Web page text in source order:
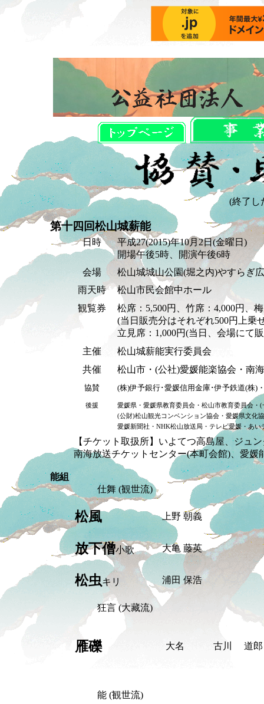
(終了し
第十四回松山城薪能
日時
平成27(2015)年10月2日(金曜日)
開場午後5時、開演午後6時
会場
松山城城山公園(堀之内)やすらぎ
雨天時
松山市民会館中ホール
観覧券
松席：5,500円、竹席：4,000円、
(当日販売分はそれぞれ500円上乗
立見席：1,000円(当日、会場にて
主催
松山城薪能実行委員会
共催
松山市・(公社)愛媛能楽協会・南
協賛 (株)伊予銀行･愛媛信用金庫･伊予鉄道(株)
後援
愛媛県・愛媛県教育委員会・松山市教育委員会・
(公財)松山観光コンベンション協会・愛媛県文化
愛媛新聞社・NHK松山放送局・テレビ愛媛・あ
【チケット取扱所】いよてつ高島屋、ジュ
南海放送チケットセンター(本町会館)、愛媛
能組
仕舞 (観世流)
松風 上野 朝義
放下僧小歌 大亀 藤英
松虫キリ 浦田 保浩
狂言 (大藏流)
雁礫 大名 古川 道郎
能 (観世流)